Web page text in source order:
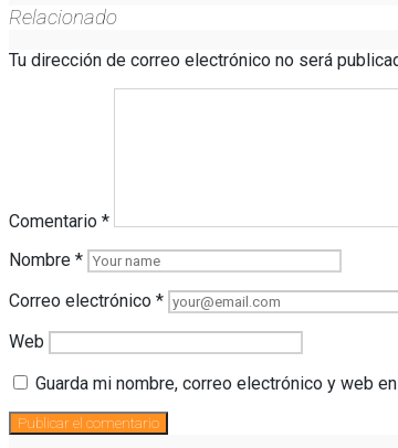
Relacionado
Tu dirección de correo electrónico no será
Comentario *
Nombre *
Correo electrónico *
Web
Guarda mi nombre, correo electrónico y web